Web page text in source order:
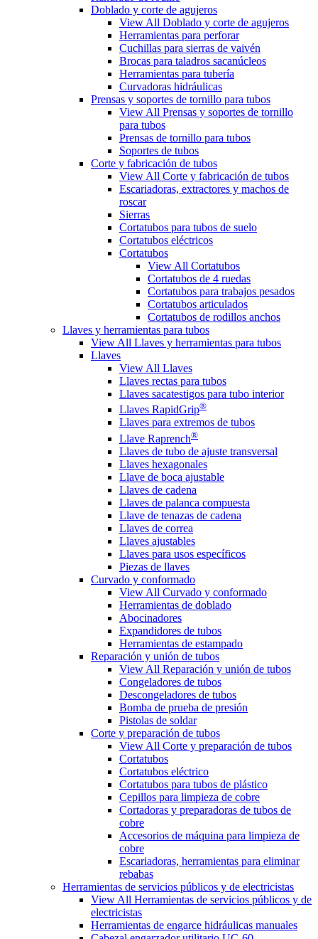
Doblado y corte de agujeros
View All Doblado y corte de agujeros
Herramientas para perforar
Cuchillas para sierras de vaivén
Brocas para taladros sacanúcleos
Herramientas para tubería
Curvadoras hidráulicas
Prensas y soportes de tornillo para tubos
View All Prensas y soportes de tornillo
para tubos
Prensas de tornillo para tubos
Soportes de tubos
Corte y fabricación de tubos
View All Corte y fabricación de tubos
Escariadoras, extractores y machos de
roscar
Sierras
Cortatubos para tubos de suelo
Cortatubos eléctricos
Cortatubos
View All Cortatubos
Cortatubos de 4 ruedas
Cortatubos para trabajos pesados
Cortatubos articulados
Cortatubos de rodillos anchos
Llaves y herramientas para tubos
View All Llaves y herramientas para tubos
Llaves
View All Llaves
Llaves rectas para tubos
Llaves sacatestigos para tubo interior
Llaves RapidGrip®
Llaves para extremos de tubos
Llave Raprench®
Llaves de tubo de ajuste transversal
Llaves hexagonales
Llave de boca ajustable
Llaves de cadena
Llaves de palanca compuesta
Llave de tenazas de cadena
Llaves de correa
Llaves ajustables
Llaves para usos específicos
Piezas de llaves
Curvado y conformado
View All Curvado y conformado
Herramientas de doblado
Abocinadores
Expandidores de tubos
Herramientas de estampado
Reparación y unión de tubos
View All Reparación y unión de tubos
Congeladores de tubos
Descongeladores de tubos
Bomba de prueba de presión
Pistolas de soldar
Corte y preparación de tubos
View All Corte y preparación de tubos
Cortatubos
Cortatubos eléctrico
Cortatubos para tubos de plástico
Cepillos para limpieza de cobre
Cortadoras y preparadoras de tubos de
cobre
Accesorios de máquina para limpieza de
cobre
Escariadoras, herramientas para eliminar
rebabas
Herramientas de servicios públicos y de electricistas
View All Herramientas de servicios públicos y de
electricistas
Herramientas de engarce hidráulicas manuales